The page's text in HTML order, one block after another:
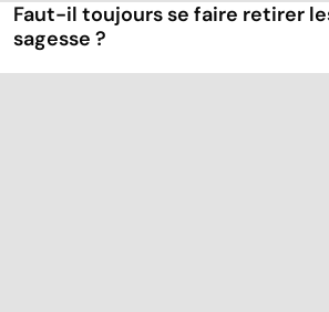
Faut-il toujours se faire retirer
sagesse ?